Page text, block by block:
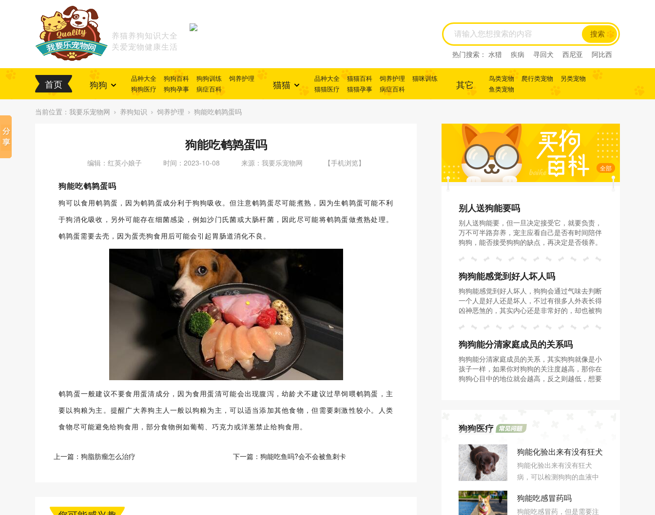
养猫养狗知识大全
关爱宠物健康生活
搜索
热门搜索： 水猎 疾病 寻回犬 西尼亚
阿比西
首页 狗狗 品种大全 狗狗百科 狗狗训练
饲养护理
狗狗医疗
狗狗孕事 病症百科 猫猫 品种大全 猫猫百科 饲养护理
猫咪训练
猫猫医疗
猫猫孕事 病症百科 其它 鸟类宠物 爬行类宠物
另类宠物
鱼类宠物
当前位置： 我要乐宠物网 养狗知识 饲养护理 狗能吃鹌鹑蛋吗
狗能吃鹌鹑蛋吗
编辑：红英小娘子 时间：2023-10-08 来源：我要乐宠物网 【手机浏览】
狗能吃鹌鹑蛋吗
狗可以食用鹌鹑蛋，因为鹌鹑蛋成分利于狗狗吸收。但注意鹌鹑蛋尽可能煮熟，因为生鹌鹑蛋可能不利
于狗消化吸收，另外可能存在细菌感染，例如沙门氏菌或大肠杆菌，因此尽可能将鹌鹑蛋做煮熟处理。
鹌鹑蛋需要去壳，因为蛋壳狗食用后可能会引起胃肠道消化不良。
鹌鹑蛋一般建议不要食用蛋清成分，因为食用蛋清可能会出现腹泻，幼龄犬不建议过早饲喂鹌鹑蛋，主
要以狗粮为主。提醒广大养狗主人一般以狗粮为主，可以适当添加其他食物，但需要刺激性较小。人类
食物尽可能避免给狗食用，部分食物例如葡萄、巧克力或洋葱禁止给狗食用。
上一篇： 狗脂肪瘤怎么治疗 下一篇： 狗能吃鱼吗?会不会被鱼刺卡
全部
别人送狗能要吗
别人送狗能要，但一旦决定接受它，就要负责，
万不可半路弃养，宠主应看自己是否有时间陪伴
狗狗，能否接受狗狗的缺点，再决定是否领养。
狗狗能感觉到好人坏人吗
狗狗能感觉到好人坏人，狗狗会通过气味去判断
一个人是好人还是坏人，不过有很多人外表长得
凶神恶煞的，其实内心还是非常好的，却也被狗
狗们还是内心里比较懂的。
狗狗能分清家庭成员的关系吗
狗狗能分清家庭成员的关系，其实狗狗就像是小
孩子一样，如果你对狗狗的关注度越高，那你在
狗狗心目中的地位就会越高，反之则越低，想要
狗狗医疗
狗能化验出来有没有狂犬
病吗
狗能化验出来有没有狂犬
病，可以检测狗狗的血液中
包涵体等，其中，后者可以
用来确定狗狗是否患狂犬
狗能吃感冒药吗
狗能吃感冒药，但是需要注